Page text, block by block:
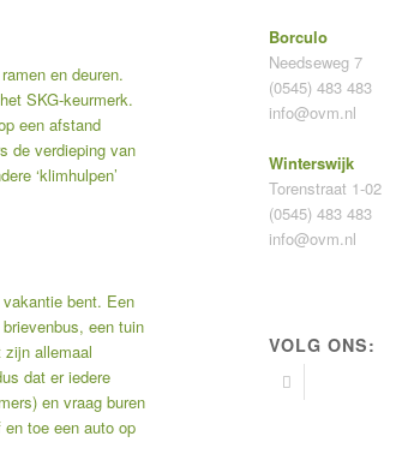
en deuren.
SKG-keurmerk.
een afstand
de verdieping van
‘klimhulpen’
bent. Een
een tuin
allemaal
dat er iedere
en vraag buren
toe een auto op
Borculo
Needseweg 7
(0545) 483 483
info@ovm.nl
Winterswijk
Torenstraat 1-02
(0545) 483 483
info@ovm.nl
VOLG ONS: